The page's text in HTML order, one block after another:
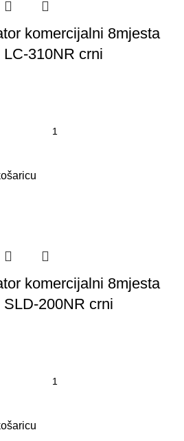
komercijalni 8mjesta
LC-310NR crni
komercijalni 8mjesta
SLD-200NR crni